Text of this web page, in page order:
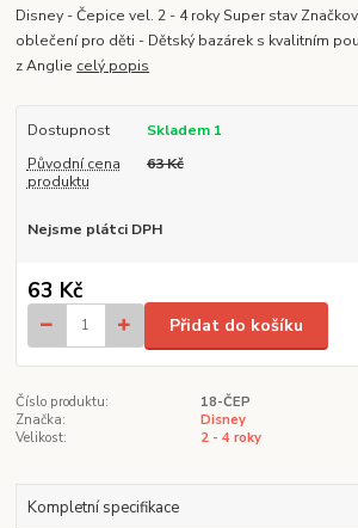
Disney - Čepice vel. 2 - 4 roky Super stav
oblečení pro děti - Dětský bazárek s kvalitním
z Anglie celý popis
Dostupnost
Skladem 1
Původní cena
produktu
63 Kč
Nejsme plátci DPH
63 Kč
Přidat do košíku
Číslo produktu:
18-ČEP
Značka:
Disney
Velikost:
2 - 4 roky
Kompletní specifikace